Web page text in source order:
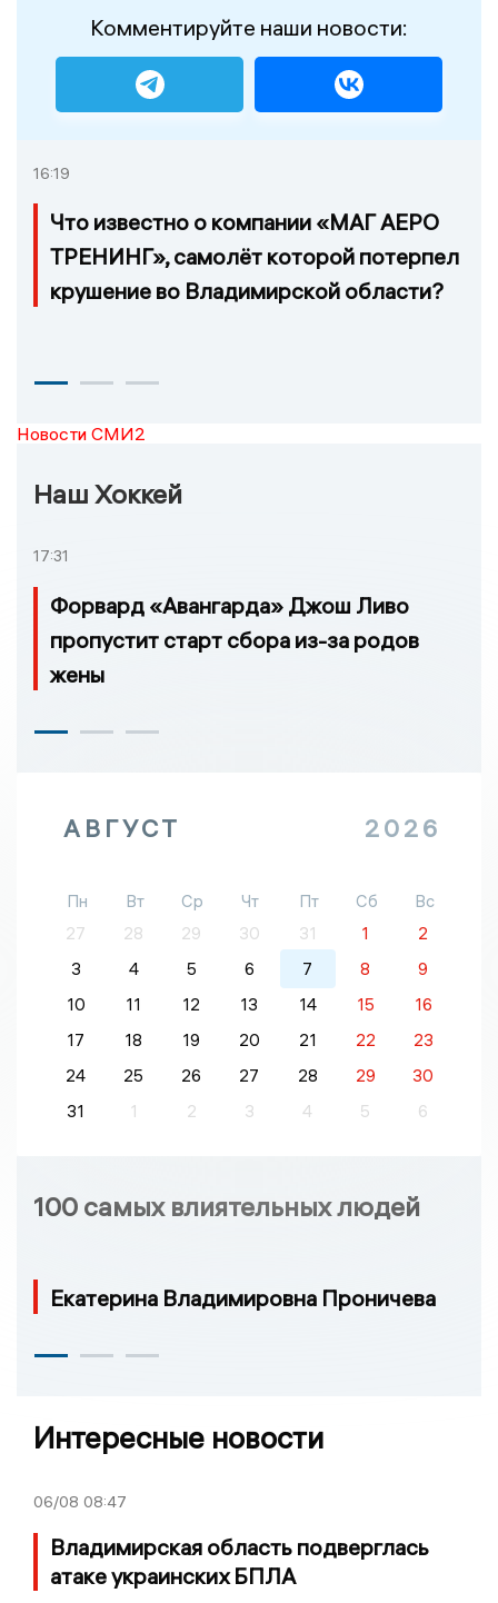
Комментируйте наши новости:
16:19
Что известно о компании «МАГ АЕРО
ТРЕНИНГ», самолёт которой потерпел
крушение во Владимирской области?
Новости СМИ2
Наш Хоккей
17:31
Форвард «Авангарда» Джош Ливо
пропустит старт сбора из-за родов
жены
АВГУСТ 2026
Пн Вт Ср Чт Пт Сб
Вс
27
28 29 30 31 1
2
3
4 5 6 7 8
9
10
11 12 13 14 15
16
17
18 19 20 21 22
23
24
25 26 27 28 29
30
31
1 2 3 4 5 6
100 самых влиятельных людей
Екатерина Владимировна Проничева
Интересные новости
06/08 08:47
Владимирская область подверглась
атаке украинских БПЛА